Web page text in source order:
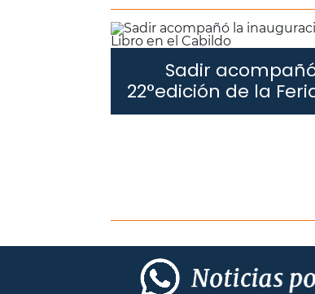
Sadir
22°edición de la